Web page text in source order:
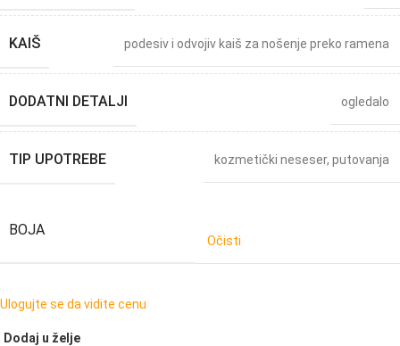
KAIŠ podesiv i odvojiv kaiš za nošenje preko ramena
DODATNI DETALJI ogledalo
TIP UPOTREBE kozmetički neseser, putovanja
BOJA
Očisti
Ulogujte se da vidite cenu
Dodaj u želje